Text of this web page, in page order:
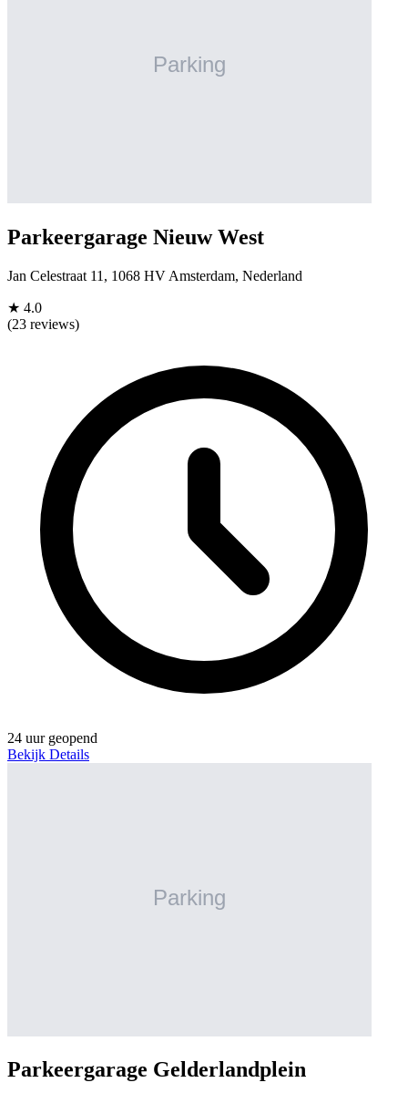
Parkeergarage Nieuw West
Jan Celestraat 11, 1068 HV Amsterdam, Nederland
★ 4.0
(23 reviews)
24 uur geopend
Bekijk Details
Parkeergarage Gelderlandplein